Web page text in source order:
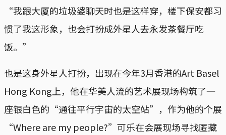
“我跟大厦的垃圾婆聊天时也是这样穿，楼下保安都习
惯了我这形象，也会打扮成外星人去永发茶餐厅吃
饭。”
也是这身外星人打扮，出现在今年3月香港的Art Basel
Hong Kong上，他在华美人流的艺术展现场构筑了一
座银白色的“通往平行宇宙的太空站”，作为他的个展
“Where are my people?”可乐在会展现场寻找匿藏